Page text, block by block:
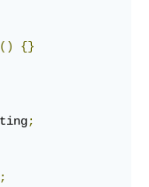
()
{}
;